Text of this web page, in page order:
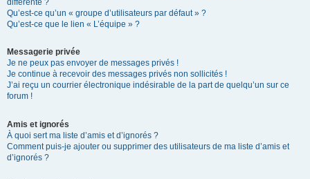
différente ?
Qu’est-ce qu’un « groupe d’utilisateurs par défaut » ?
Qu’est-ce que le lien « L’équipe » ?
Messagerie privée
Je ne peux pas envoyer de messages privés !
Je continue à recevoir des messages privés non sollicités !
J’ai reçu un courrier électronique indésirable de la part de quelqu’un sur ce
forum !
Amis et ignorés
À quoi sert ma liste d’amis et d’ignorés ?
Comment puis-je ajouter ou supprimer des utilisateurs de ma liste d’amis et
d’ignorés ?